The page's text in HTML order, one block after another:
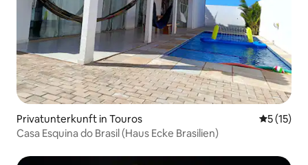
Privatunterkunft in Touros
5 (15)
Casa Esquina do Brasil (Haus Ecke Brasilien)